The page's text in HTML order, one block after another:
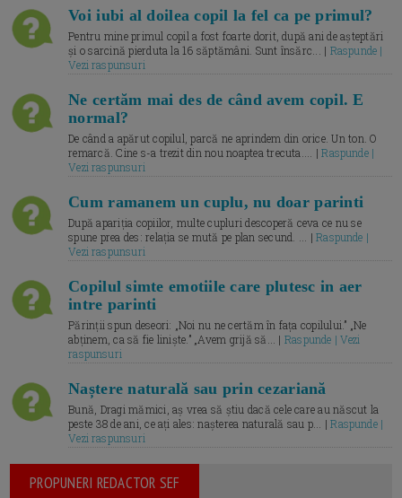
Voi iubi al doilea copil la fel ca pe primul?
Pentru mine primul copil a fost foarte dorit, după ani de așteptări
și o sarcină pierduta la 16 săptămâni. Sunt însărc... | Raspunde |
Vezi raspunsuri
Ne certăm mai des de când avem copil. E
normal?
De când a apărut copilul, parcă ne aprindem din orice. Un ton. O
remarcă. Cine s-a trezit din nou noaptea trecuta.... |Raspunde |
Vezi raspunsuri
Cum ramanem un cuplu, nu doar parinti
După apariția copiilor, multe cupluri descoperă ceva ce nu se
spune prea des: relația se mută pe plan secund. ... |Raspunde |
Vezi raspunsuri
Copilul simte emotiile care plutesc in aer
intre parinti
Părinții spun deseori: „Noi nu ne certăm în fața copilului.” „Ne
abținem, ca să fie liniște.” „Avem grijă să... | Raspunde | Vezi
raspunsuri
Naștere naturală sau prin cezariană
Bună, Dragi mămici, aș vrea să știu dacă cele care au născut la
peste 38 de ani, ce ați ales: nașterea naturală sau p... |Raspunde |
Vezi raspunsuri
PROPUNERI REDACTOR SEF